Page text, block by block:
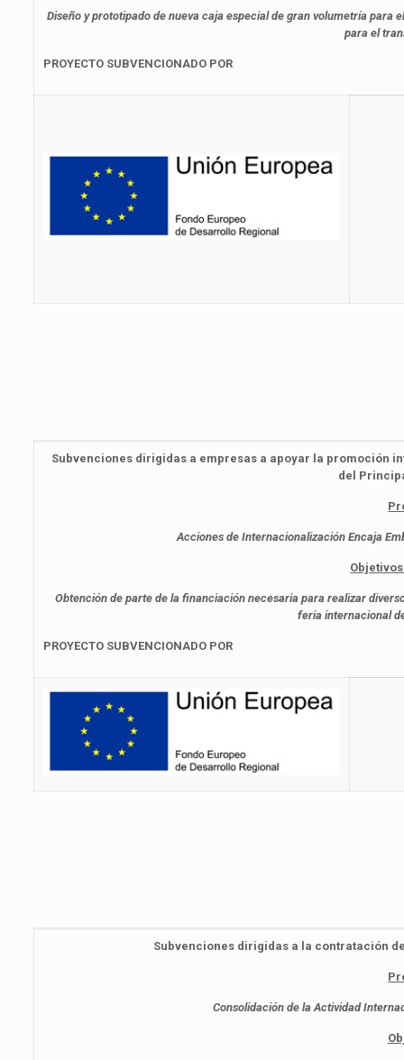
Diseño y prototipado de nueva caja especial de gran volumetría
para el
PROYECTO SUBVENCIONADO POR
Subvenciones dirigidas a empresas a apoyar la promoción
del
Acciones de Internacionalización Encaja
Obtención de parte de la financiación necesaria para realizar
feria internacional
PROYECTO SUBVENCIONADO POR
Subvenciones dirigidas a la contratación
Consolidación de la Actividad